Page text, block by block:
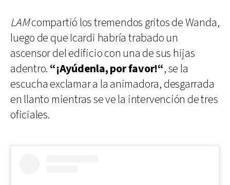
LAMcompartió los tremendos gritos de Wanda,
luego de que Icardi habría trabado un
ascensor del edificio con una de sus hijas
adentro. “¡Ayúdenla, por favor!“, se la
escucha exclamar a la animadora, desgarrada
en llanto mientras se ve la intervención de tres
oficiales.